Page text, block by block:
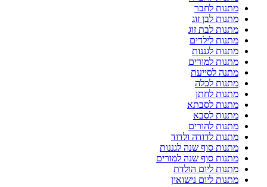
מתנות לחבר
מתנות לבן זוג
מתנות לבת זוג
מתנות לילדים
מתנות לגננות
מתנות למורים
מתנה לסייעת
מתנות לכלה
מתנות לחתן
מתנות לסבתא
מתנות לסבא
מתנות להורים
מתנות לדודה ולדוד
מתנות סוף שנה לגננות
מתנות סוף שנה למורים
מתנות ליום הולדת
מתנות ליום נישואין